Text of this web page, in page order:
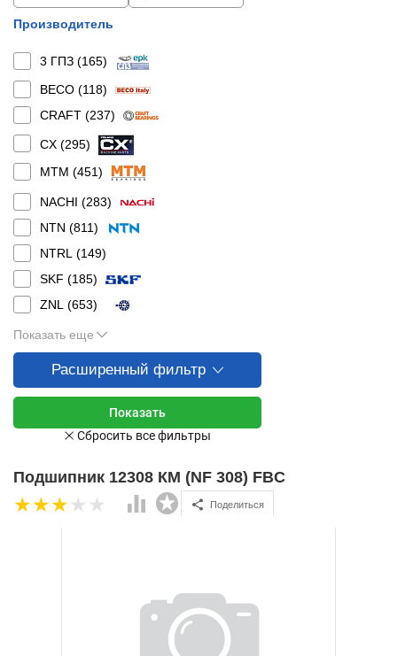
Производитель
3 ГПЗ (165)
BECO (118)
CRAFT (237)
CX (295)
MTM (451)
NACHI (283)
NTN (811)
NTRL (149)
SKF (185)
ZNL (653)
Показать еще
Расширенный фильтр
Подшипник 12308 КМ (NF 308) FBC
Поделиться